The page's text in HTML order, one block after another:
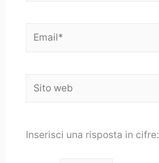
web
Inserisci una risposta in cifre: